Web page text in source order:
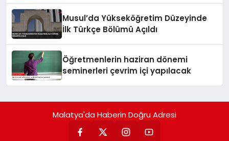
Musul’da Yükseköğretim Düzeyinde
İlk Türkçe Bölümü Açıldı
Öğretmenlerin haziran dönemi
seminerleri çevrim içi yapılacak
Malatya'da Haberin Doğru Adresi